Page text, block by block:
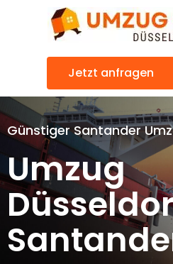
Jetzt anfragen
Günstiger Santander
Umzug